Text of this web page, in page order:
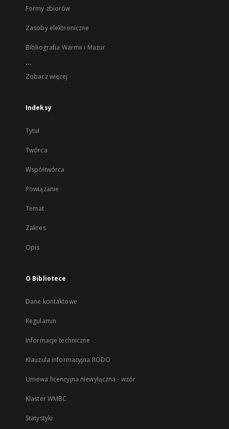
Formy zbiorów
Zasoby elektroniczne
Bibliografia Warmii i Mazur
...
Zobacz więcej
Indeksy
Tytuł
Twórca
Współtwórca
Powiązanie
Temat
Zakres
Opis
O Bibliotece
Dane kontaktowe
Regulamin
Informacje techniczne
Klauzula informacyjna RODO
Umowa licencyjna niewyłączna - wzór
Klaster WMBC
Statystyki